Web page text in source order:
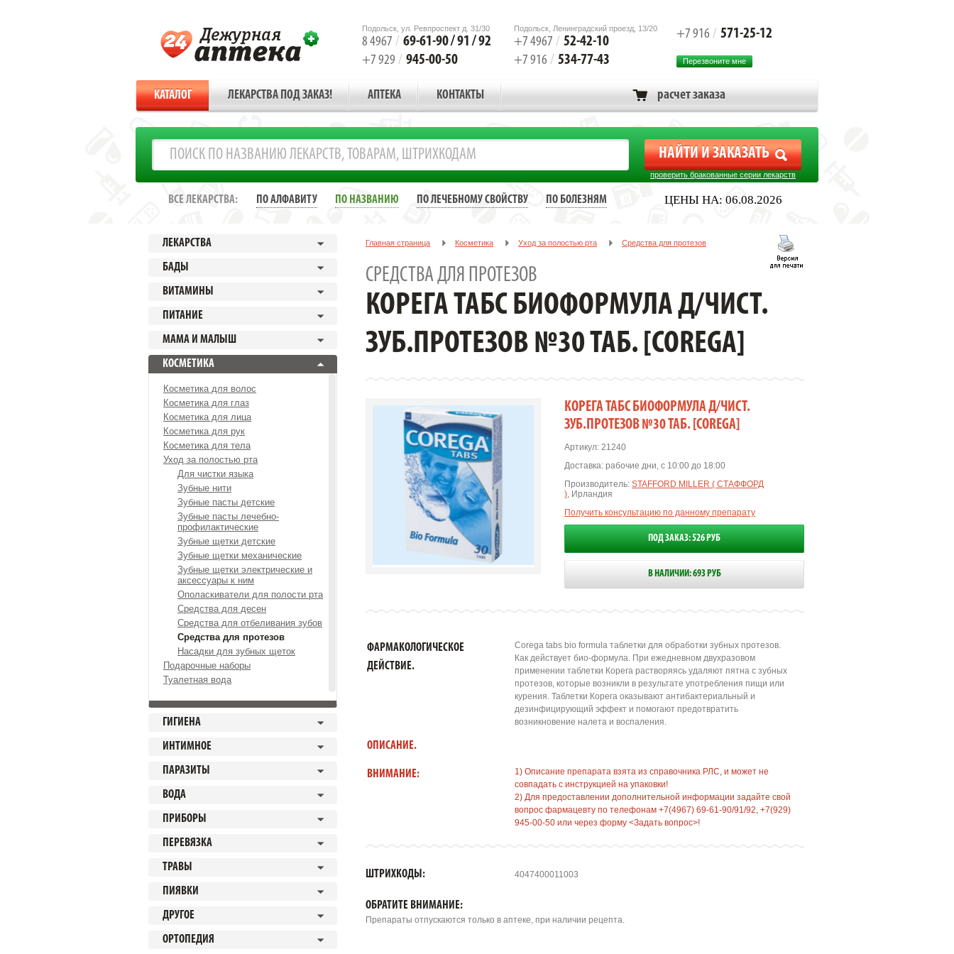
Подольск, ул. Ревпроспект д. 31/30
8 4967 / 69-61-90 / 91 / 92
+7 929 / 945-00-50
Подольск, Ленинградский проезд, 13/20
+7 4967 / 52-42-10
+7 916 / 534-77-43
+7 916 / 571-25-12
Перезвоните мне
КАТАЛОГ ЛЕКАРСТВА ПОД ЗАКАЗ! АПТЕКА КОНТАКТЫ расчет заказа
проверить бракованные серии лекарств
ЦЕНЫ НА: 06.08.2026
ВСЕ ЛЕКАРСТВА: ПО АЛФАВИТУ ПО НАЗВАНИЮ ПО ЛЕЧЕБНОМУ СВОЙСТВУ ПО БОЛЕЗНЯМ
ЛЕКАРСТВА
БАДЫ
ВИТАМИНЫ
ПИТАНИЕ
МАМА И МАЛЫШ
КОСМЕТИКА
Косметика для волос
Косметика для глаз
Косметика для лица
Косметика для рук
Косметика для тела
Уход за полостью рта
Для чистки языка
Зубные нити
Зубные пасты детские
Зубные пасты лечебно-
профилактические
Зубные щетки детские
Зубные щетки механические
Зубные щетки электрические и
аксессуары к ним
Ополаскиватели для полости рта
Средства для десен
Средства для отбеливания зубов
Средства для протезов
Насадки для зубных щеток
Подарочные наборы
Туалетная вода
ГИГИЕНА
ИНТИМНОЕ
ПАРАЗИТЫ
ВОДА
ПРИБОРЫ
ПЕРЕВЯЗКА
ТРАВЫ
ПИЯВКИ
ДРУГОЕ
ОРТОПЕДИЯ
Главная страница Косметика Уход за полостью рта Средства для протезов
СРЕДСТВА ДЛЯ ПРОТЕЗОВ
КОРЕГА ТАБС БИОФОРМУЛА Д/ЧИСТ.
ЗУБ.ПРОТЕЗОВ №30 ТАБ. [COREGA]
КОРЕГА ТАБС БИОФОРМУЛА Д/ЧИСТ.
ЗУБ.ПРОТЕЗОВ №30 ТАБ. [COREGA]
Артикул: 21240
Доставка: рабочие дни, с 10:00 до 18:00
Производитель: STAFFORD MILLER ( СТАФФОРД
), Ирландия
Получить консультацию по данному препарату
ПОД ЗАКАЗ: 526 РУБ
В НАЛИЧИИ: 693 РУБ
ФАРМАКОЛОГИЧЕСКОЕ
ДЕЙСТВИЕ.
Corega tabs bio formula таблетки для обработки зубных протезов.
Как действует био-формула. При ежедневном двухразовом
применении таблетки Корега растворяясь удаляют пятна с зубных
протезов, которые возникли в результате употребления пищи или
курения. Таблетки Корега оказывают антибактериальный и
дезинфицирующий эффект и помогают предотвратить
возникновение налета и воспаления.
ОПИСАНИЕ.
ВНИМАНИЕ:
1) Описание препарата взята из справочника РЛС, и может не
совпадать с инструкцией на упаковки!
2) Для предоставлении дополнительной информации задайте свой
вопрос фармацевту по телефонам +7(4967) 69-61-90/91/92, +7(929)
945-00-50 или через форму <Задать вопрос>!
ШТРИХКОДЫ: 4047400011003
ОБРАТИТЕ ВНИМАНИЕ:
Препараты отпускаются только в аптеке, при наличии рецепта.